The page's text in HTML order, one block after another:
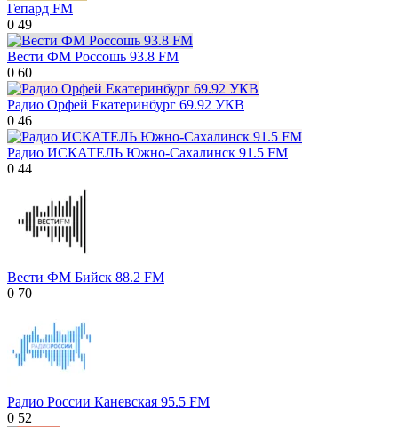
Гепард FM
0 49
Вести ФМ Россошь 93.8 FM
0 60
Радио Орфей Екатеринбург 69.92 УКВ
0 46
Радио ИСКАТЕЛЬ Южно-Сахалинск 91.5 FM
0 44
Вести ФМ Бийск 88.2 FM
0 70
Радио России Каневская 95.5 FM
0 52